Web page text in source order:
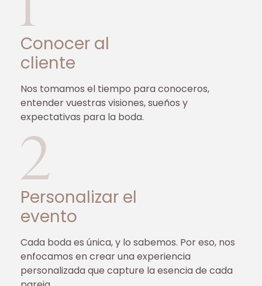
Conocer al
cliente
Nos tomamos el tiempo para conoceros,
entender vuestras visiones, sueños y
expectativas para la boda.
Personalizar el
evento
Cada boda es única, y lo sabemos. Por eso, nos
enfocamos en crear una experiencia
personalizada que capture la esencia de cada